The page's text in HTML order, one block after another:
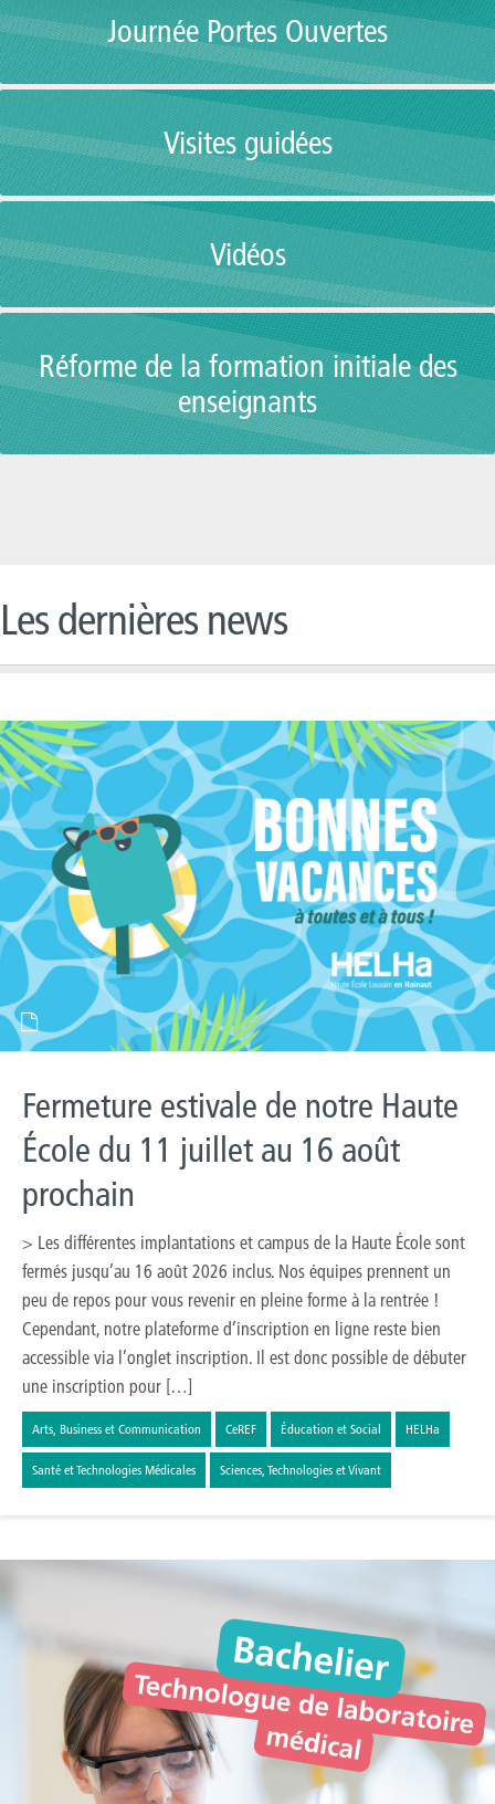
Journée Portes Ouvertes
Visites guidées
Vidéos
Réforme de la formation initiale des
enseignants
Les dernières news
Fermeture estivale de notre Haute
École du 11 juillet au 16 août
prochain
> Les différentes implantations et campus de la Haute École sont
fermés jusqu’au 16 août 2026 inclus. Nos équipes prennent un
peu de repos pour vous revenir en pleine forme à la rentrée !
Cependant, notre plateforme d’inscription en ligne reste bien
accessible via l’onglet inscription. Il est donc possible de débuter
une inscription pour […]
Arts, Business et Communication CeREF Éducation et Social HELHa
Santé et Technologies Médicales Sciences, Technologies et Vivant